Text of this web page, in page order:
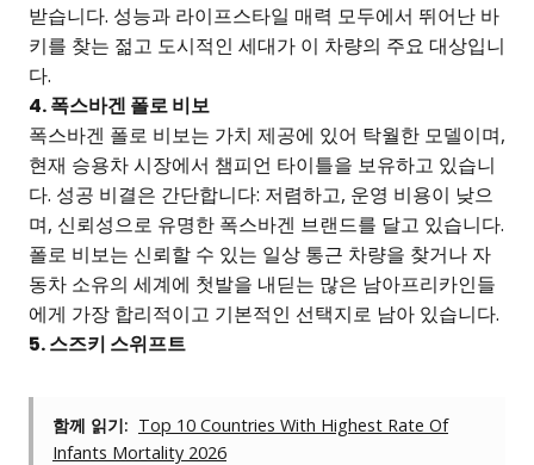
받습니다. 성능과 라이프스타일 매력 모두에서 뛰어난 바
키를 찾는 젊고 도시적인 세대가 이 차량의 주요 대상입니
다.
4. 폭스바겐 폴로 비보
폭스바겐 폴로 비보는 가치 제공에 있어 탁월한 모델이며,
현재 승용차 시장에서 챔피언 타이틀을 보유하고 있습니
다. 성공 비결은 간단합니다: 저렴하고, 운영 비용이 낮으
며, 신뢰성으로 유명한 폭스바겐 브랜드를 달고 있습니다.
폴로 비보는 신뢰할 수 있는 일상 통근 차량을 찾거나 자
동차 소유의 세계에 첫발을 내딛는 많은 남아프리카인들
에게 가장 합리적이고 기본적인 선택지로 남아 있습니다.
5. 스즈키 스위프트
함께 읽기: Top 10 Countries With Highest Rate Of
Infants Mortality 2026